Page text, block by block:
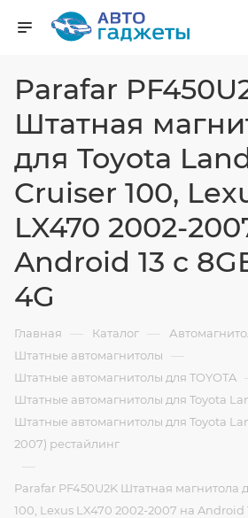
Parafar
Штатная
для Toyota
Cruiser 100,
LX470 2002-
Android 13 c
4G
Главная — Каталог —
Штатные автомагнитолы —
Штатные автомагнитолы для TOYOTA
Штатные автомагнитолы для Toyota
Штатные автомагнитолы для Toyota
2007) рестайлинг
—
Parafar PF450U2K Штатная магнитола
100, Lexus LX470 2002-2007 на Android